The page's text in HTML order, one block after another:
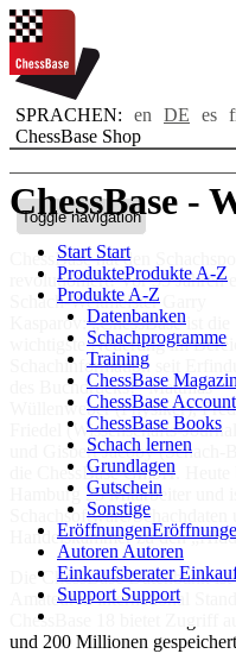
SPRACHEN: en DE es
ChessBase Shop
Toggle navigation
Start Start
ProdukteProdukte A-Z
Produkte A-Z
Datenbanken
Schachprogramme
Training
ChessBase Magazin
ChessBase
ChessBase Books
Schach lernen
Grundlagen
Gutschein
Sonstige
Eröffnungen
Autoren Autoren
Einkaufsberater
Support Support
ChessBase -
ChessBase hat den Schachsport
revolutioniert! Vor 35 Jahren
Schach-Weltmeister Garry
Kasparov: „ChessBase ist die
wichtigste Neuerung im
Schachinformation seit
des Buchdrucks!“ Matthias
Wüllenweber (Physiker),
Friedel (Wissenschafts-
und Gisbert Jacoby
die ChessBase GmbH.
Hamburg 25 Mitarbeiter
Schachsoftware/
Handelskammer zu den
Die ChessBase Datenbank
Amateuren international
ChessBase 18 bietet Zugriff
und 200 Millionen